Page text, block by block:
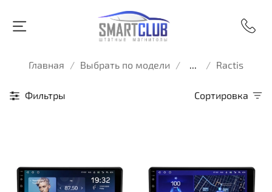
Главная Выбрать по модели ... Ractis
Фильтры Сортировка